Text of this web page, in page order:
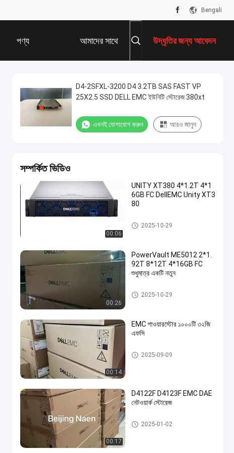
Bengali
পণ্য আমাদের সাথে
যোগাযোগ করুন
উদ্ধৃতির জন্য আবেদন
D4-2SFXL-3200 D4 3.2TB SAS FAST VP
25X2.5 SSD DELL EMC ইউনিটি স্টোরেজ 380xt
এখনই যোগাযোগ করুন আরও জানুন
সম্পর্কিত ভিডিও
00:06
UNITY XT380 4*1.2T 4*1
6GB FC DellEMC Unity XT3
80
ডেল ইএমসি ইউনিটি স্টোরেজ
2025-10-29
00:26
PowerVault ME5012 2*1.
92T 8*12T 4*16GB FC
শুধুমাত্র একটি নতুন
ডেল ইএমসি ইউনিটি স্টোরেজ
2025-10-29
00:14
EMC পাওয়ারস্টোর ১০০০টি ৩২জি
এফসি
ডেল ইএমসি ইউনিটি স্টোরেজ
2025-09-09
00:17
D4122F D4123F EMC DAE
নেটওয়ার্ক স্টোরেজ
ডেল ইএমসি ইউনিটি স্টোরেজ
2025-01-02